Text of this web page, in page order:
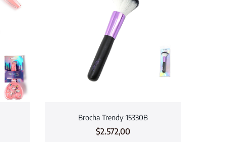
Brocha Trendy 15330B
$2.572,00